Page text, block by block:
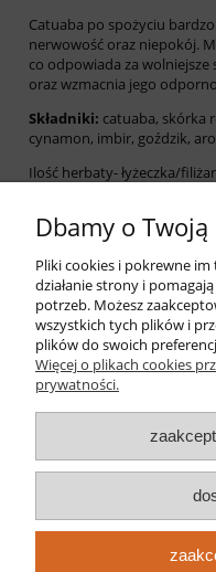
Catuaba po spożyciu
nerwowość oraz niepokój.
co odpowiada za wolniejsze
oraz wzmacnia jego
Składniki: catuaba, skórka
cynamon, imbir, goździk,
Ilość herbaty- łyżeczka/
Czas- 4-7 min
Ilość zaparzeń- raz
Sposób przechowywania:
opakowaniu, w suchym i
Dbamy o
Pliki cookies i pokrewne
działanie strony i
potrzeb. Możesz
wszystkich tych plików i
plików do swoich
Więcej o plikach cookies
prywatności.